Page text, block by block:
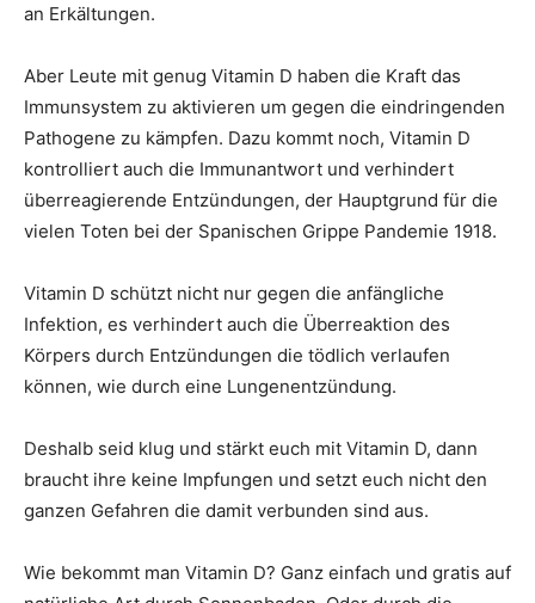
an Erkältungen.
Aber Leute mit genug Vitamin D haben die Kraft das
Immunsystem zu aktivieren um gegen die eindringenden
Pathogene zu kämpfen. Dazu kommt noch, Vitamin D
kontrolliert auch die Immunantwort und verhindert
überreagierende Entzündungen, der Hauptgrund für die
vielen Toten bei der Spanischen Grippe Pandemie 1918.
Vitamin D schützt nicht nur gegen die anfängliche
Infektion, es verhindert auch die Überreaktion des
Körpers durch Entzündungen die tödlich verlaufen
können, wie durch eine Lungenentzündung.
Deshalb seid klug und stärkt euch mit Vitamin D, dann
braucht ihre keine Impfungen und setzt euch nicht den
ganzen Gefahren die damit verbunden sind aus.
Wie bekommt man Vitamin D? Ganz einfach und gratis auf